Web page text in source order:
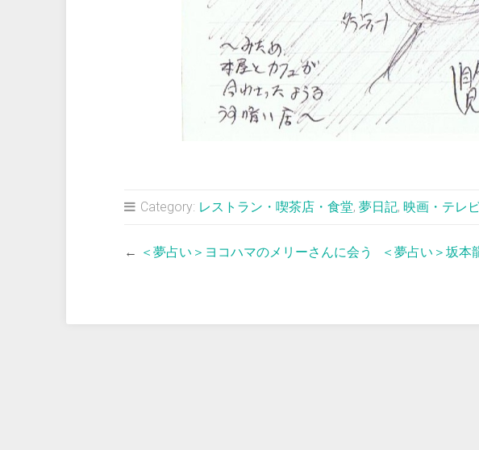
Category: レストラン・喫茶店・食堂, 夢日記, 映画・テレ
← ＜夢占い＞ヨコハマのメリーさんに会う ＜夢占い＞坂本